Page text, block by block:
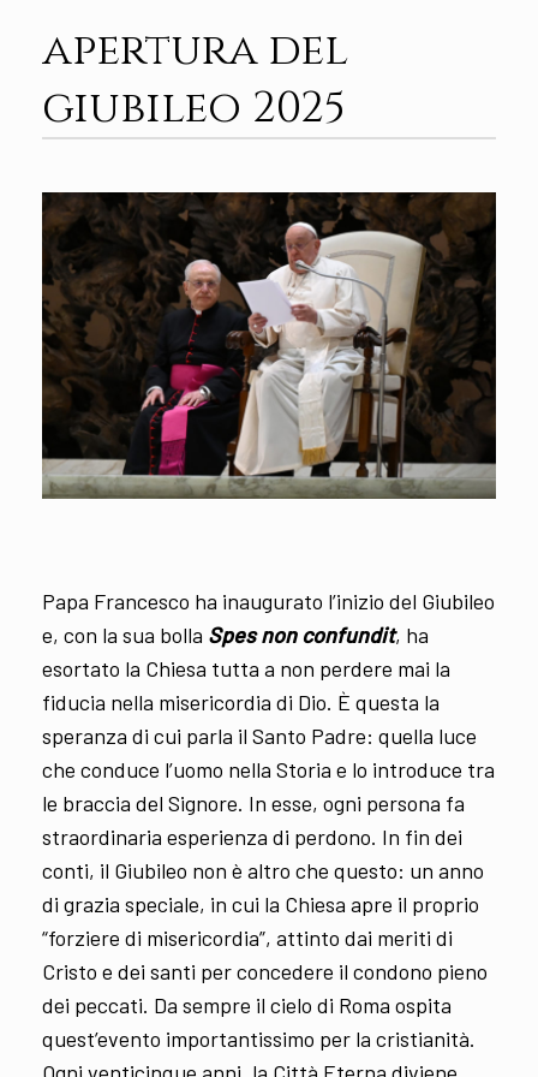
apertura del
giubileo 2025
Papa Francesco ha inaugurato l’inizio del Giubileo
e, con la sua bolla Spes non confundit, ha
esortato la Chiesa tutta a non perdere mai la
fiducia nella misericordia di Dio. È questa la
speranza di cui parla il Santo Padre: quella luce
che conduce l’uomo nella Storia e lo introduce tra
le braccia del Signore. In esse, ogni persona fa
straordinaria esperienza di perdono. In fin dei
conti, il Giubileo non è altro che questo: un anno
di grazia speciale, in cui la Chiesa apre il proprio
“forziere di misericordia”, attinto dai meriti di
Cristo e dei santi per concedere il condono pieno
dei peccati. Da sempre il cielo di Roma ospita
quest’evento importantissimo per la cristianità.